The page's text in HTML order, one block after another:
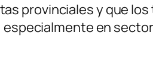
provinciales y que
en